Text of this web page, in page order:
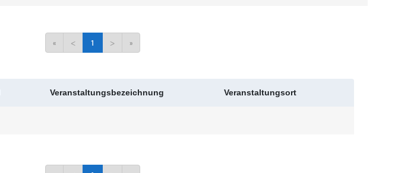
« < 1 > »
Veranstaltungsbezeichnung Veranstaltungsort